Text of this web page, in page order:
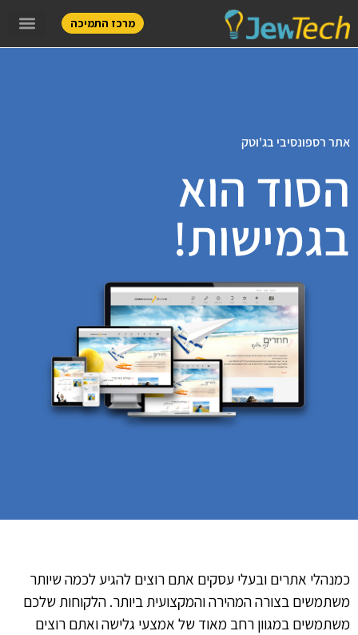
מרכז התמיכה
אתר רספונסיבי בג'וטק
הסוד הוא
בגמישות!
כמנהלי אתרים ובעלי עסקים אתם רוצים להגיע לכמה שיותר
משתמשים בצורה המהירה והמקצועית ביותר. הלקוחות שלכם
משתמשים במגוון רחב מאוד של אמצעי גלישה ואתם רוצים